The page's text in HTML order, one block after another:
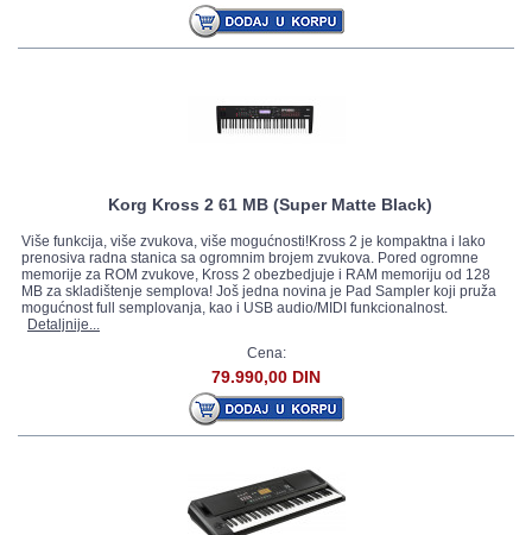
Korg Kross 2 61 MB (Super Matte Black)
Više funkcija, više zvukova, više mogućnosti!Kross 2 je kompaktna i lako
prenosiva radna stanica sa ogromnim brojem zvukova. Pored ogromne
memorije za ROM zvukove, Kross 2 obezbedjuje i RAM memoriju od 128
MB za skladištenje semplova! Još jedna novina je Pad Sampler koji pruža
mogućnost full semplovanja, kao i USB audio/MIDI funkcionalnost.
Detaljnije...
Cena:
79.990,00 DIN